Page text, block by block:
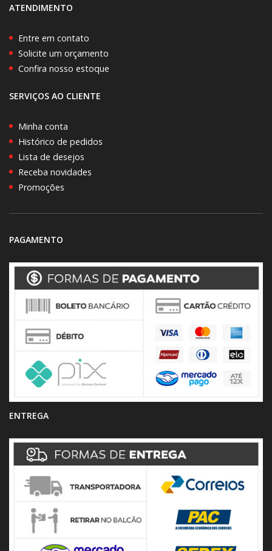
ATENDIMENTO
Entre em contato
Solicite um orçamento
Confira nosso estoque
SERVIÇOS AO CLIENTE
Minha conta
Histórico de pedidos
Lista de desejos
Receba novidades
Promoções
PAGAMENTO
ENTREGA